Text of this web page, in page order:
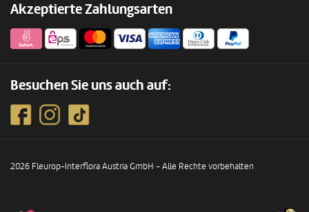
Akzeptierte Zahlungsarten
Besuchen Sie uns auch auf:
2026 Fleurop-Interflora Austria GmbH - Alle Rechte vorbehalten